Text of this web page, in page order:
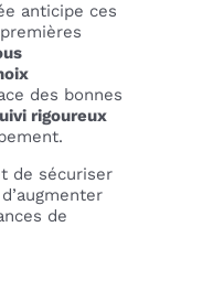
anticipe ces
des bonnes
rigoureux
de sécuriser
de